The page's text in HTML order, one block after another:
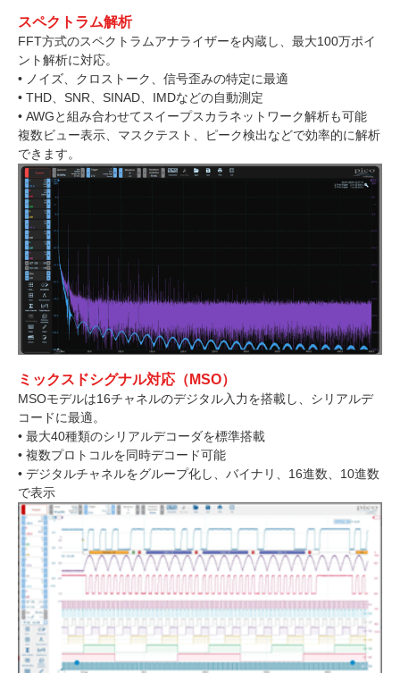
スペクトラム解析
FFT方式のスペクトラムアナライザーを内蔵し、最大100万ポイ
ント解析に対応。
• ノイズ、クロストーク、信号歪みの特定に最適
• THD、SNR、SINAD、IMDなどの自動測定
• AWGと組み合わせてスイープスカラネットワーク解析も可能
複数ビュー表示、マスクテスト、ピーク検出などで効率的に解析
できます。
ミックスドシグナル対応（MSO）
MSOモデルは16チャネルのデジタル入力を搭載し、シリアルデ
コードに最適。
• 最大40種類のシリアルデコーダを標準搭載
• 複数プロトコルを同時デコード可能
• デジタルチャネルをグループ化し、バイナリ、16進数、10進数
で表示